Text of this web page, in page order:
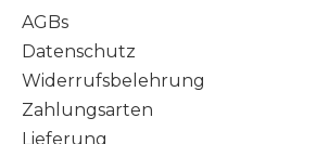
AGBs
Datenschutz
Widerrufsbelehrung
Zahlungsarten
Lieferung